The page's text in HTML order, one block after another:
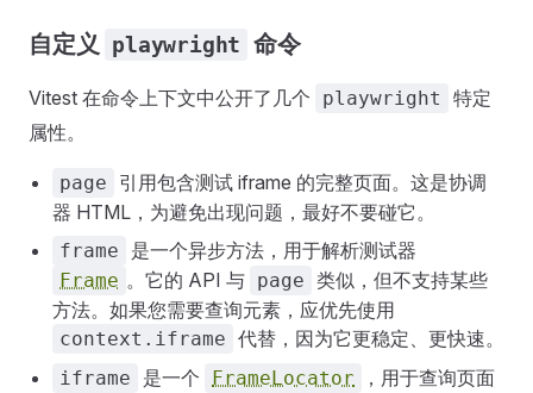
自定义 playwright 命令
Vitest 在命令上下文中公开了几个 playwright
特定
属性。
page
引用包含测试 iframe 的完整页面。这是协调
器 HTML，为避免出现问题，最好不要碰它。
frame 是一个异步方法，用于解析测试器
Frame 。它的 API 与 page 类似，但不支持某些
方法。如果您需要查询元素，应优先使用
context.iframe 代替，因为它更稳定、更快速。
iframe 是一个 FrameLocator
，用于查询页面